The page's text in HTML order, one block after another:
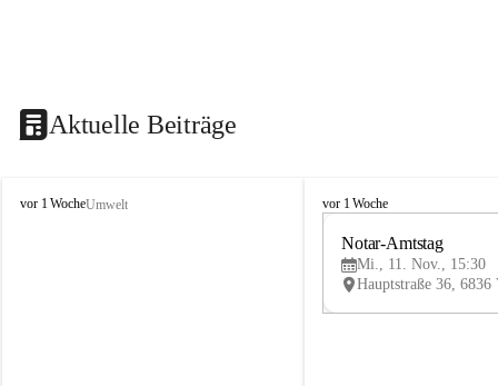
Aktuelle Beiträge
V
vor 1 WocheUmwelt
V
vor 1 Woche
Notar-Amtstag
Mi., 11. Nov., 15:30